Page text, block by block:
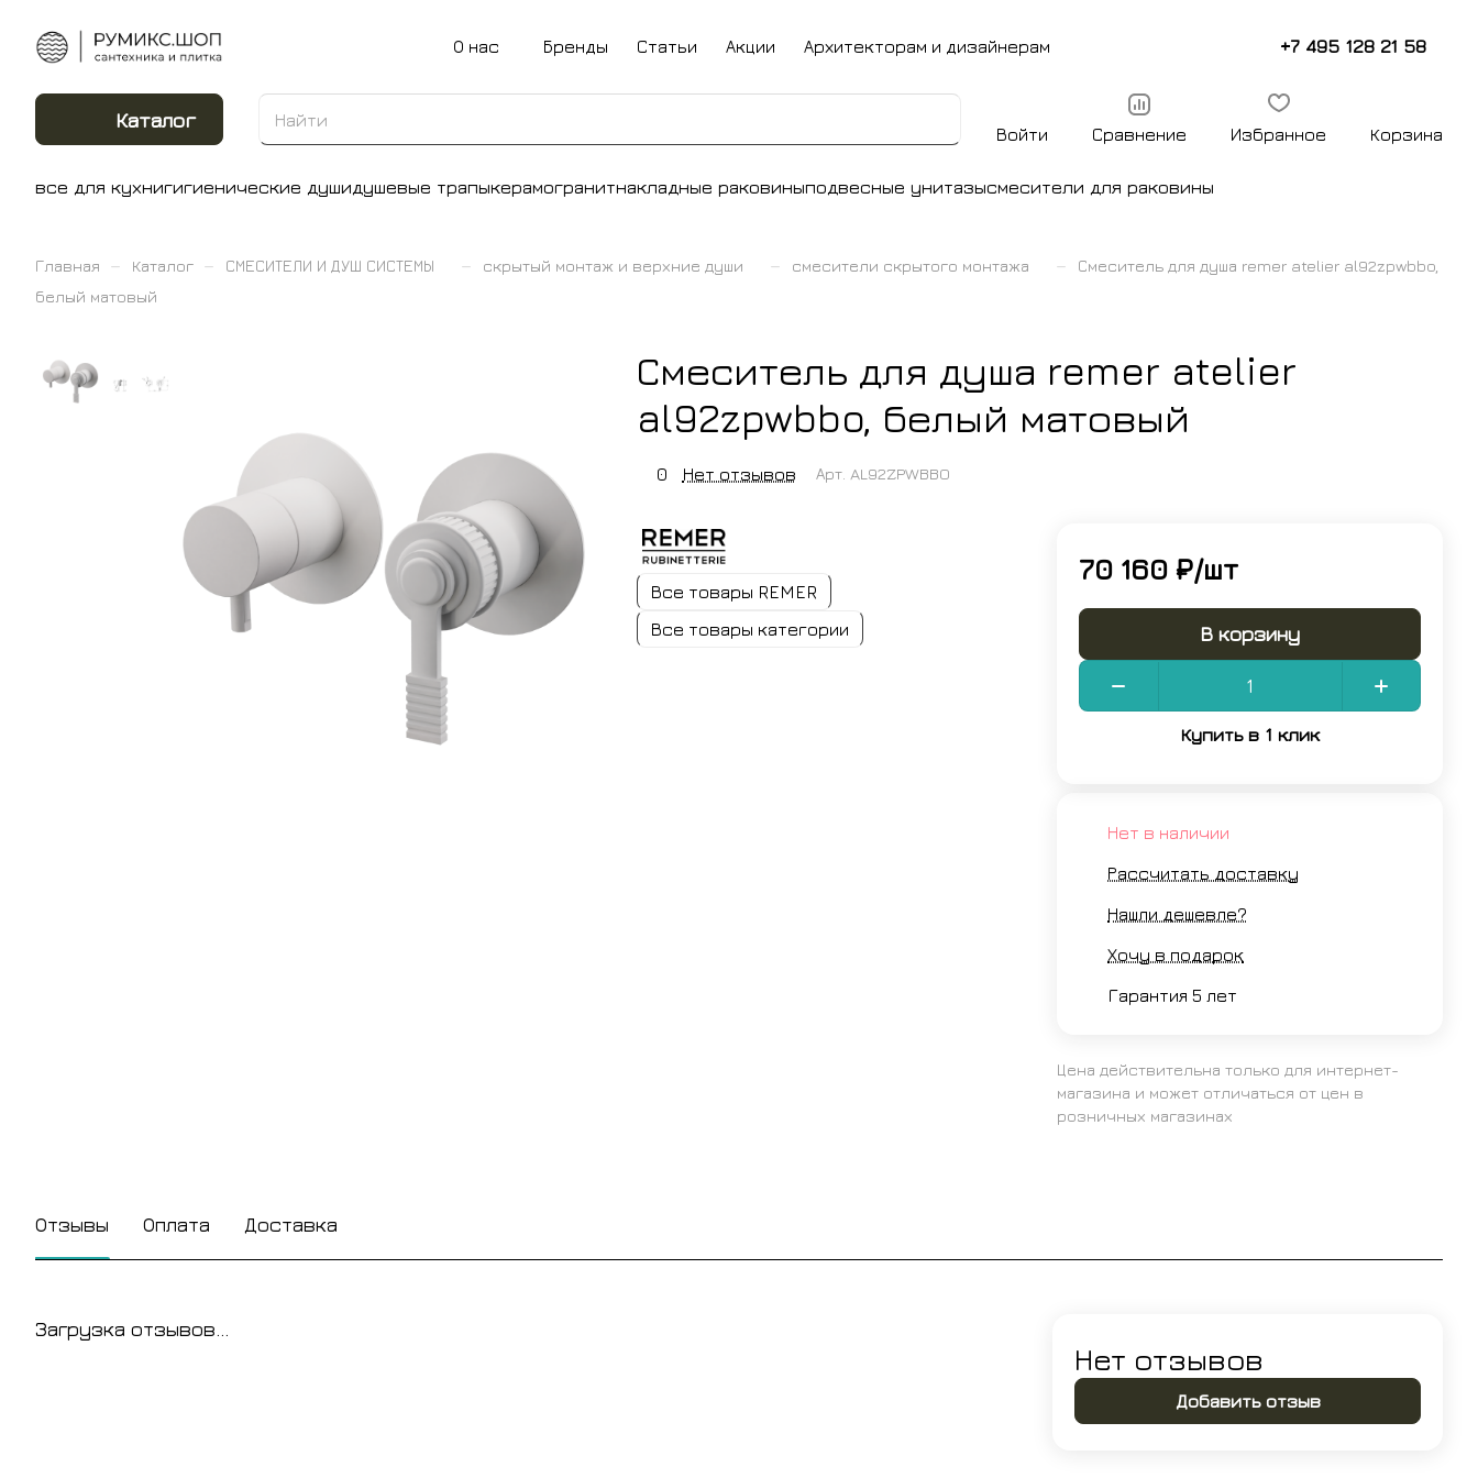
О нас Бренды Статьи Акции Архитекторам и дизайнерам +7 495 128 21 58
Каталог
Войти Сравнение Избранное Корзина
все для кухнигигиенические душидушевые трапыкерамогранитнакладные раковиныподвесные унитазысмесители для раковины
Главная – Каталог – СМЕСИТЕЛИ И ДУШ СИСТЕМЫ – скрытый монтаж и верхние души – смесители скрытого монтажа –
Смеситель для душа remer atelier al92zpwbbo,
белый матовый
Смеситель для душа remer atelier
al92zpwbbo, белый матовый
0 Нет отзывов Арт. AL92ZPWBBO
Все товары REMER
Все товары категории
70 160 ₽/шт
В корзину
Купить в 1 клик
Нет в наличии
Рассчитать доставку
Нашли дешевле?
Хочу в подарок
Гарантия 5 лет
Цена действительна только для интернет-
магазина и может отличаться от цен в
розничных магазинах
Отзывы Оплата Доставка
Загрузка отзывов...
Нет отзывов
Добавить отзыв